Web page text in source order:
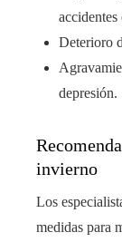
accidentes
Deterioro
depresión.
invierno
Los
medidas para